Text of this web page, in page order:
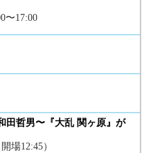
〜17:00
田哲男〜『大乱 関ヶ原』が
場12:45）